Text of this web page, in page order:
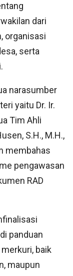
dari
organisasi
serta
narasumber
yaitu Dr. Ir.
Tim Ahli
S.H., M.H.,
membahas
pengawasan
RAD
panduan
baik
maupun